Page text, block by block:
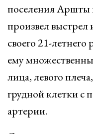
поселения Аршты
произвел выстрел
своего 21-
ему
лица, левого
грудной клетки с
артерии.